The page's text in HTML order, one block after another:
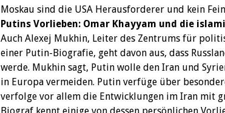
Moskau sind die USA Herausforderer und kein
Putins Vorlieben: Omar Khayyam und die
Auch Alexej Mukhin, Leiter des Zentrums für
einer Putin-Biografie, geht davon aus, dass
werde. Mukhin sagt, Putin wolle den Iran und
in Europa vermeiden. Putin verfüge über
verfolge vor allem die Entwicklungen im Iran mit